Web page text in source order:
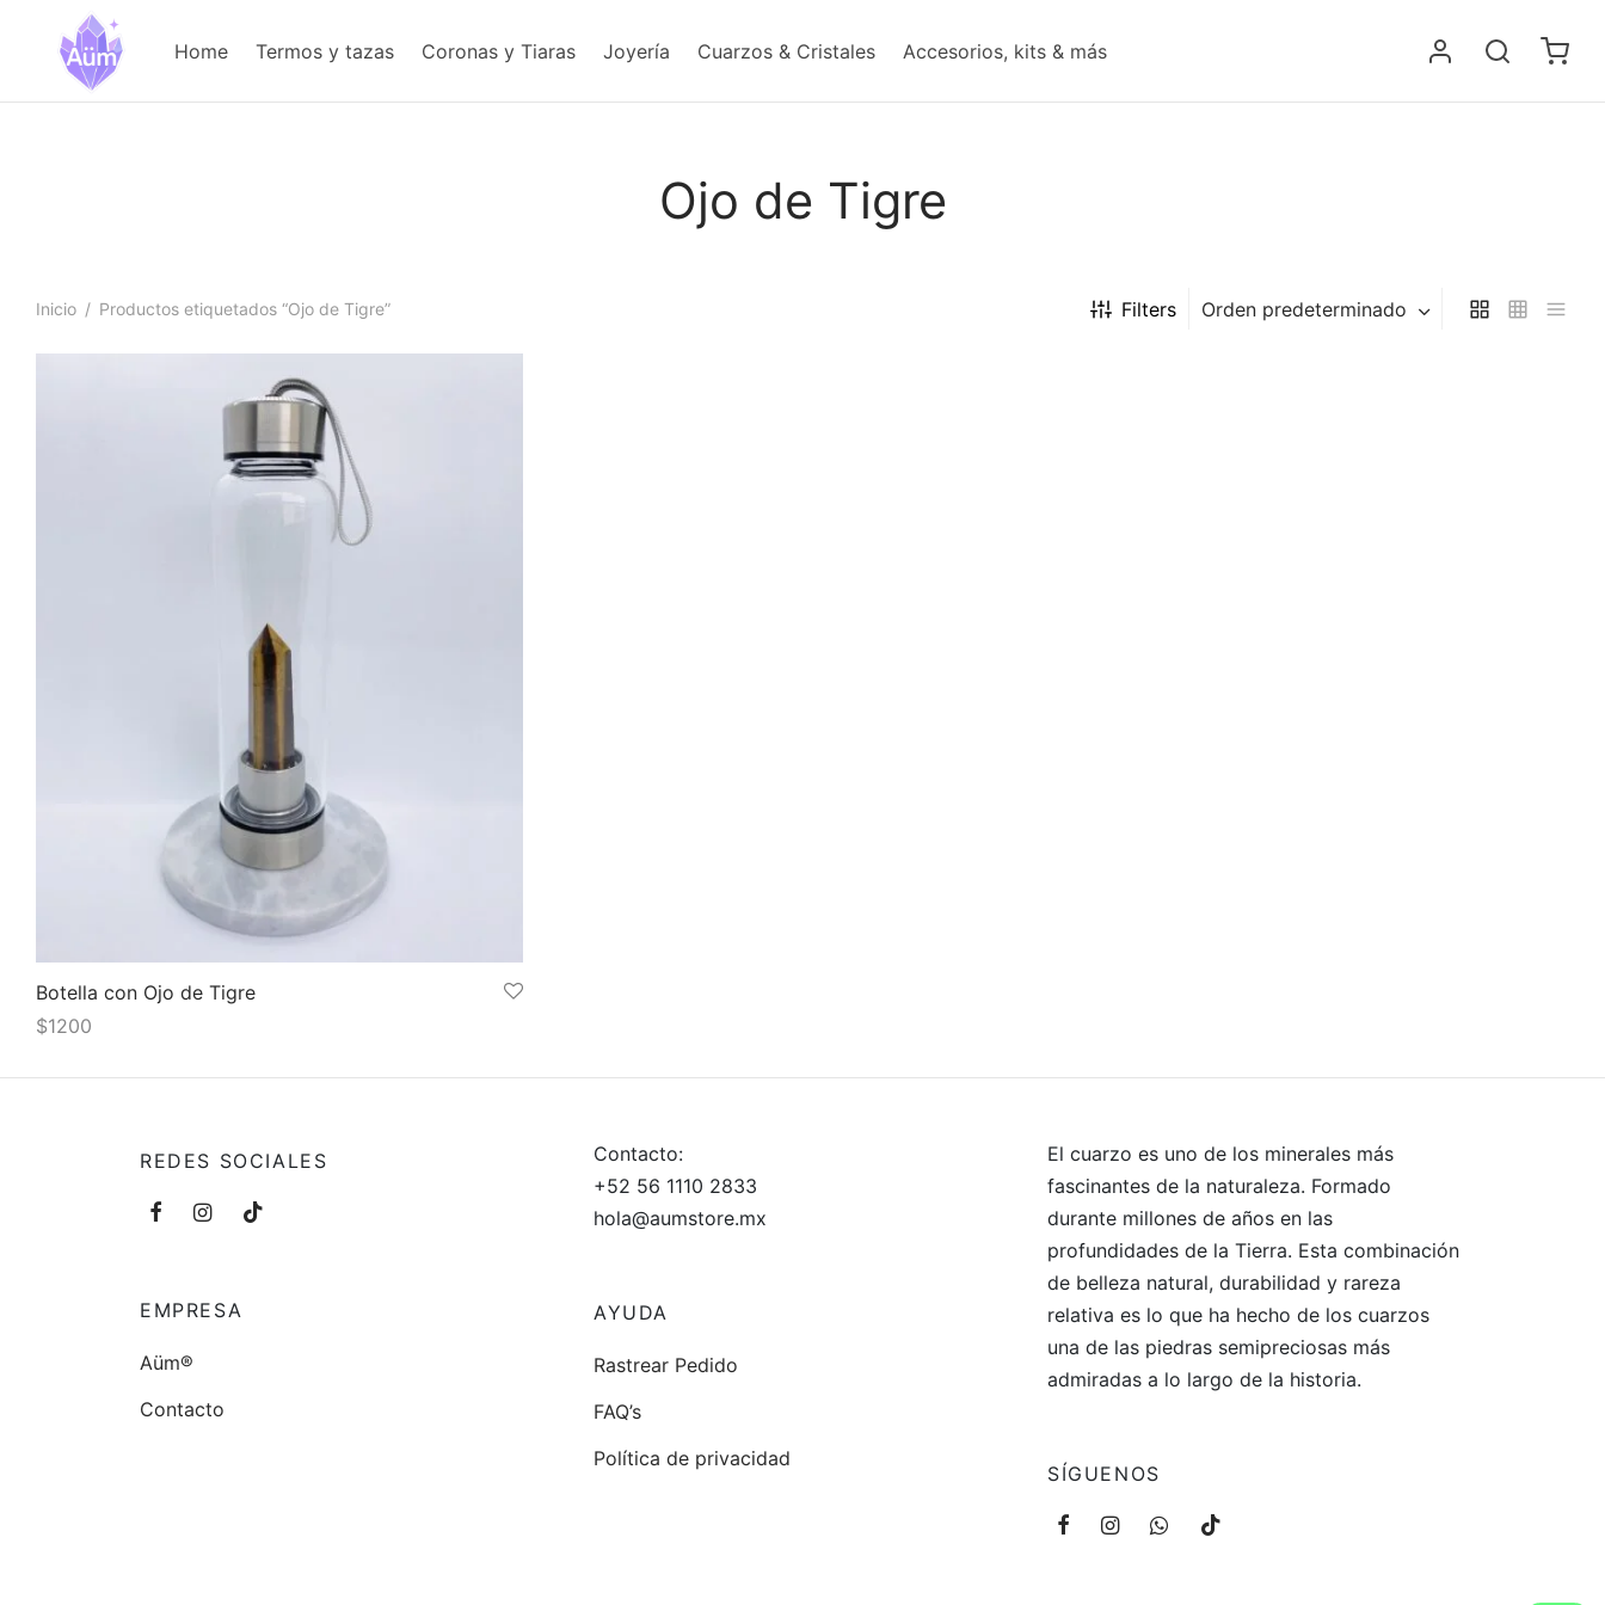
Home Termos y tazas Coronas y Tiaras Joyería Cuarzos & Cristales Accesorios, kits & más
Ojo de Tigre
Inicio / Productos etiquetados “Ojo de Tigre” Filters Orden predeterminado
Botella con Ojo de Tigre
$1200
REDES SOCIALES
EMPRESA
Aüm®
Contacto
Contacto:
+52 56 1110 2833
hola@aumstore.mx
AYUDA
Rastrear Pedido
FAQ’s
Política de privacidad
El cuarzo es uno de los minerales más
fascinantes de la naturaleza. Formado
durante millones de años en las
profundidades de la Tierra. Esta combinación
de belleza natural, durabilidad y rareza
relativa es lo que ha hecho de los cuarzos
una de las piedras semipreciosas más
admiradas a lo largo de la historia.
SÍGUENOS